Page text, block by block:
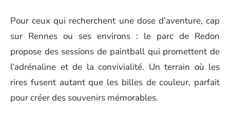
Pour ceux qui recherchent une dose d’aventure, cap
sur Rennes ou ses environs : le parc de Redon
propose des sessions de paintball qui promettent de
l’adrénaline et de la convivialité. Un terrain où les
rires fusent autant que les billes de couleur, parfait
pour créer des souvenirs mémorables.